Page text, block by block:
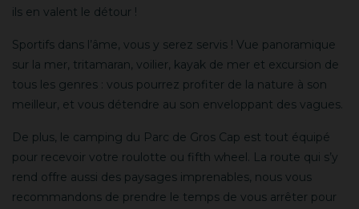
ils en valent le détour !
Sportifs dans l’âme, vous y serez servis ! Vue panoramique
sur la mer, tritamaran, voilier, kayak de mer et excursion de
tous les genres : vous pourrez profiter de la nature à son
meilleur, et vous détendre au son enveloppant des vagues.
De plus, le camping du Parc de Gros Cap est tout équipé
pour recevoir votre roulotte ou fifth wheel. La route qui s’y
rend offre aussi des paysages imprenables, nous vous
recommandons de prendre le temps de vous arrêter pour